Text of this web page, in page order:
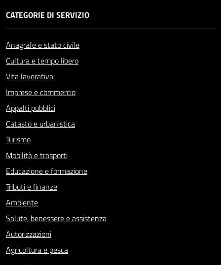
CATEGORIE DI SERVIZIO
Anagrafe e stato civile
Cultura e tempo libero
Vita lavorativa
Imprese e commercio
Appalti pubblici
Catasto e urbanistica
Turismo
Mobilità e trasporti
Educazione e formazione
Tributi e finanze
Ambiente
Salute, benessere e assistenza
Autorizzazioni
Agricoltura e pesca